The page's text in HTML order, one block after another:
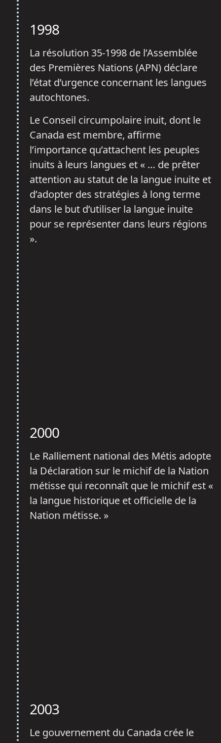
1998
La résolution 35-1998 de l’Assemblée
des Premières Nations (APN) déclare
l’état d’urgence concernant les langues
autochtones.
Le Conseil circumpolaire inuit, dont le
Canada est membre, affirme
l’importance qu’attachent les peuples
inuits à leurs langues et « … de prêter
attention au statut de la langue inuite et
d’adopter des stratégies à long terme
dans le but d’utiliser la langue inuite
pour se représenter dans leurs régions
».
2000
Le Ralliement national des Métis adopte
la Déclaration sur le michif de la Nation
métisse qui reconnaît que le michif est «
la langue historique et officielle de la
Nation métisse. »
2003
Le gouvernement du Canada crée le